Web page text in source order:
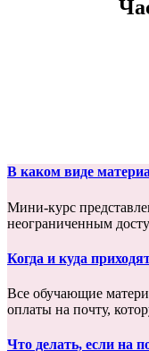
В каком виде
Мини-курс
неограниченным
Когда и куда
Все обучающие
оплаты на почту,
Что делать, если на